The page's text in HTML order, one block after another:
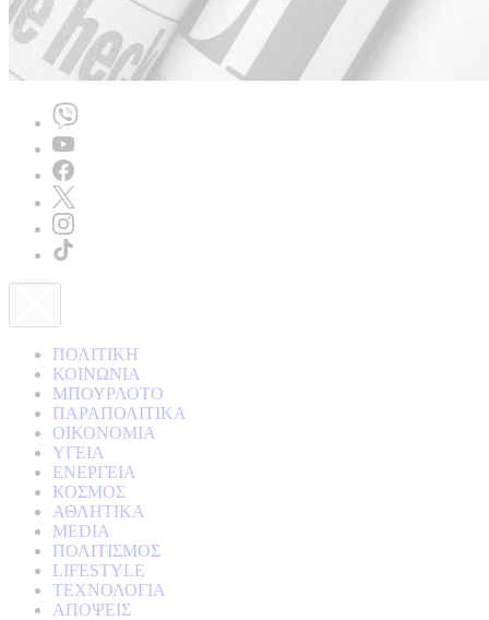
ΠΟΛΙΤΙΚΗ
ΚΟΙΝΩΝΙΑ
ΜΠΟΥΡΛΟΤΟ
ΠΑΡΑΠΟΛΙΤΙΚΑ
ΟΙΚΟΝΟΜΙΑ
ΥΓΕΙΑ
ΕΝΕΡΓΕΙΑ
ΚΟΣΜΟΣ
ΑΘΛΗΤΙΚΑ
MEDIA
ΠΟΛΙΤΙΣΜΟΣ
LIFESTYLE
ΤΕΧΝΟΛΟΓΙΑ
ΑΠΟΨΕΙΣ